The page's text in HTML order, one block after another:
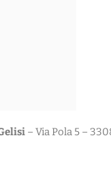
– Via Pola 5 –